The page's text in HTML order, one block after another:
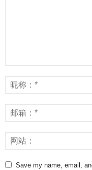
Save my name, email,